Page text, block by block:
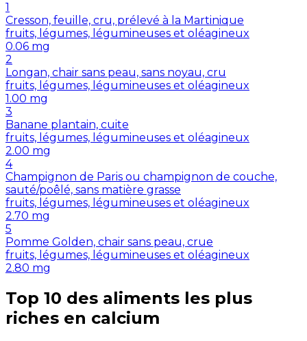
1
Cresson, feuille, cru, prélevé à la Martinique
fruits, légumes, légumineuses et oléagineux
0.06 mg
2
Longan, chair sans peau, sans noyau, cru
fruits, légumes, légumineuses et oléagineux
1.00 mg
3
Banane plantain, cuite
fruits, légumes, légumineuses et oléagineux
2.00 mg
4
Champignon de Paris ou champignon de couche,
sauté/poêlé, sans matière grasse
fruits, légumes, légumineuses et oléagineux
2.70 mg
5
Pomme Golden, chair sans peau, crue
fruits, légumes, légumineuses et oléagineux
2.80 mg
Top 10 des aliments les plus
riches en calcium